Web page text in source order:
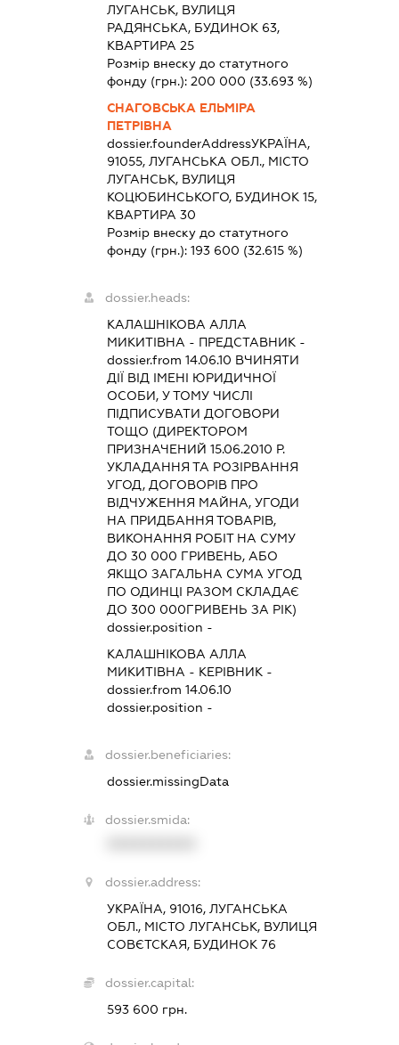
ЛУГАНСЬК, ВУЛИЦЯ
РАДЯНСЬКА, БУДИНОК 63,
КВАРТИРА 25
Розмір внеску до статутного
фонду (грн.): 200 000 (33.693 %)
СНАГОВСЬКА ЕЛЬМІРА
ПЕТРІВНА
dossier.founderAddressУКРАЇНА,
91055, ЛУГАНСЬКА ОБЛ., МІСТО
ЛУГАНСЬК, ВУЛИЦЯ
КОЦЮБИНСЬКОГО, БУДИНОК 15,
КВАРТИРА 30
Розмір внеску до статутного
фонду (грн.): 193 600 (32.615 %)
dossier.heads:
КАЛАШНІКОВА АЛЛА
МИКИТІВНА - ПРЕДСТАВНИК -
dossier.from 14.06.10 ВЧИНЯТИ
ДІЇ ВІД ІМЕНІ ЮРИДИЧНОЇ
ОСОБИ, У ТОМУ ЧИСЛІ
ПІДПИСУВАТИ ДОГОВОРИ
ТОЩО (ДИРЕКТОРОМ
ПРИЗНАЧЕНИЙ 15.06.2010 Р.
УКЛАДАННЯ ТА РОЗІРВАННЯ
УГОД, ДОГОВОРІВ ПРО
ВІДЧУЖЕННЯ МАЙНА, УГОДИ
НА ПРИДБАННЯ ТОВАРІВ,
ВИКОНАННЯ РОБІТ НА СУМУ
ДО 30 000 ГРИВЕНЬ, АБО
ЯКЩО ЗАГАЛЬНА СУМА УГОД
ПО ОДИНЦІ РАЗОМ СКЛАДАЄ
ДО 300 000ГРИВЕНЬ ЗА РІК)
dossier.position -
КАЛАШНІКОВА АЛЛА
МИКИТІВНА - КЕРІВНИК -
dossier.from 14.06.10
dossier.position -
dossier.beneficiaries:
dossier.missingData
dossier.smida:
dossier.address:
УКРАЇНА, 91016, ЛУГАНСЬКА
ОБЛ., МІСТО ЛУГАНСЬК, ВУЛИЦЯ
СОВЄТСКАЯ, БУДИНОК 76
dossier.capital:
593 600 грн.